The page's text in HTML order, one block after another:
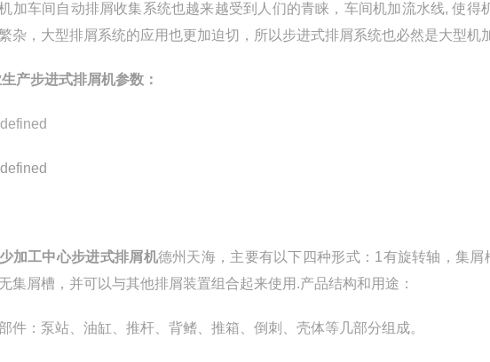
加车间自动排屑收集系统也越来越受到人们的青睐，车间机加流水线, 使得
杂，大型排屑系统的应用也更加迫切， 所以步进式排屑系统也必然是大型机
产步进式排屑机参数：
加工中心步进式排屑机德州天海， 主要有以下四种形式：1有旋转轴，集
集屑槽，并可以与其他排屑装置组合起来使用.产品结构和用途：
件：泵站、油缸、推杆、背鳍、推箱、倒刺、壳体等几部分组成。